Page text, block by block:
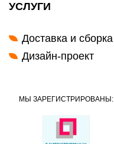
УСЛУГИ
Доставка и сборка
Дизайн-проект
МЫ ЗАРЕГИСТРИРОВАНЫ: